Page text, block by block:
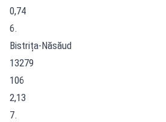
0,74
6.
Bistrița-Năsăud
13279
106
2,13
7.